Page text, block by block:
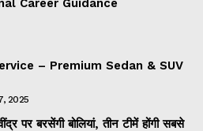
Career Guidance
– Premium Sedan & SUV
2025
पर बरसेंगी बोलियां, तीन टीमें होंगी सबसे